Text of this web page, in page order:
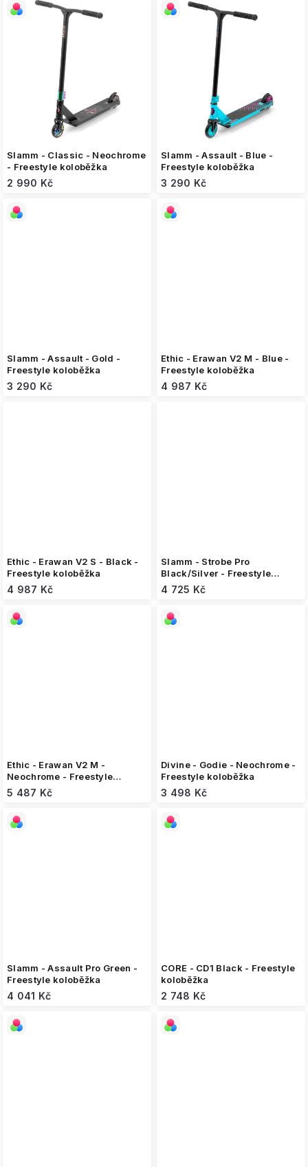
Slamm - Classic - Neochrome
- Freestyle koloběžka
2 990 Kč
Slamm - Assault - Blue -
Freestyle koloběžka
3 290 Kč
Slamm - Assault - Gold -
Freestyle koloběžka
3 290 Kč
Ethic - Erawan V2 M - Blue -
Freestyle koloběžka
4 987 Kč
Ethic - Erawan V2 S - Black -
Freestyle koloběžka
4 987 Kč
Slamm - Strobe Pro
Black/Silver - Freestyle
koloběžka
4 725 Kč
Ethic - Erawan V2 M -
Neochrome - Freestyle
koloběžka
5 487 Kč
Divine - Godie - Neochrome -
Freestyle koloběžka
3 498 Kč
Slamm - Assault Pro Green -
Freestyle koloběžka
4 041 Kč
CORE - CD1 Black - Freestyle
koloběžka
2 748 Kč